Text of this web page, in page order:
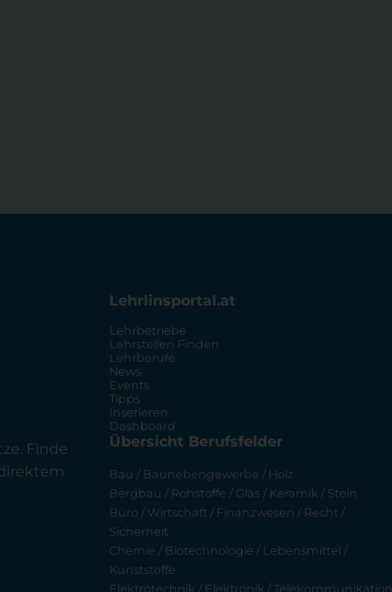
Finde
Lehrlinsportal.at
Lehrbetriebe
Lehrstellen Finden
Lehrberufe
News
Events
Tipps
Inserieren
Dashboard
Übersicht Berufsfelder
Bau / Baunebengewerbe / Holz
Bergbau / Rohstoffe / Glas / Keramik / Stein
Büro / Wirtschaft / Finanzwesen / Recht /
Sicherheit
Chemie / Biotechnologie / Lebensmittel /
Kunststoffe
Elektrotechnik / Elektronik / Telekommunikation